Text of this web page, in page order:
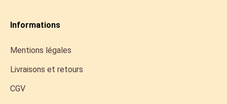
Informations
Mentions légales
Livraisons et retours
CGV